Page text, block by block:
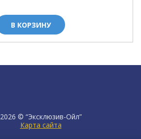
В КОРЗИНУ
2026 © “Эксклюзив-Ойл”
Карта сайта